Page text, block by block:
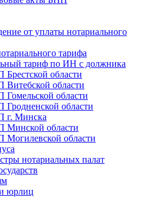
от уплаты нотариального
тарифа
тариф по ИН с должника
области
Витебской области
области
области
г. Минска
Минской области
Могилевской области
нотариальных палат
юрлиц